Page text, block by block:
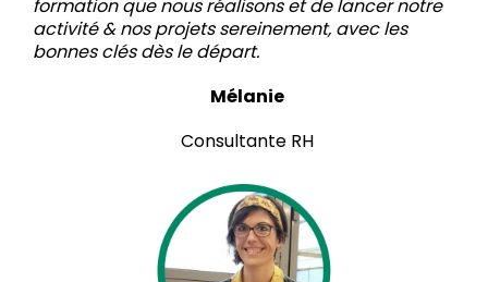
formation que nous réalisons et de lancer notre
activité & nos projets sereinement, avec les
bonnes clés dès le départ.
Mélanie
Consultante RH